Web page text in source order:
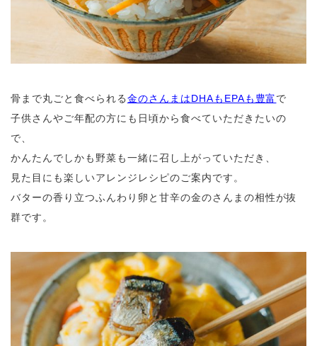
骨まで丸ごと食べられる金のさんまはDHAもEPAも豊富で
子供さんやご年配の方にも日頃から食べていただきたいの
で、
かんたんでしかも野菜も一緒に召し上がっていただき、
見た目にも楽しいアレンジレシピのご案内です。
バターの香り立つふんわり卵と甘辛の金のさんまの相性が抜
群です。